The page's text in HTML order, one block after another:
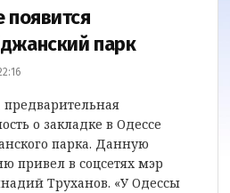
появится
парк
предварительная
о закладке в Одессе
парка. Данную
привел в соцсетях мэр
Труханов. «У Одессы